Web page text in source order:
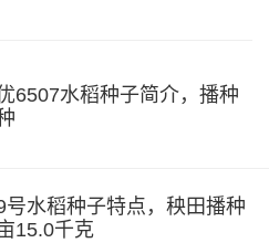
6507水稻种子简介，播种
号水稻种子特点，秧田播种
15.0千克